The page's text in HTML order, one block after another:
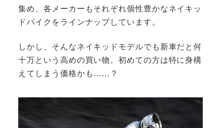
集め、各メーカーもそれぞれ個性豊かなネイキッ
ドバイクをラインナップしています。
しかし、そんなネイキッドモデルでも新車だと何
十万という高めの買い物。初めての方は特に身構
えてしまう価格かも……？